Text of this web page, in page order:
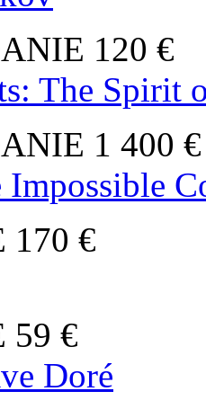
120 €
The Spirit
1 400 €
170 €
59 €
Doré